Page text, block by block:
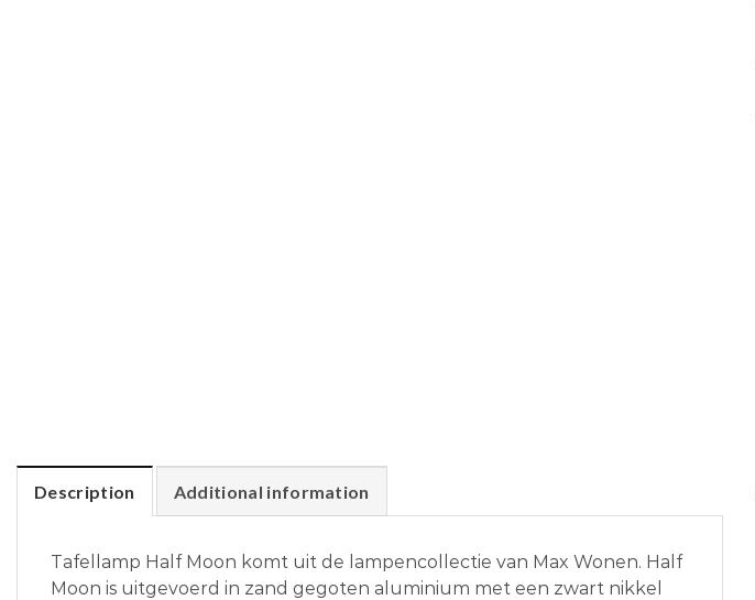
Description Additional information
Tafellamp Half Moon komt uit de lampencollectie van Max Wonen. Half
Moon is uitgevoerd in zand gegoten aluminium met een zwart nikkel